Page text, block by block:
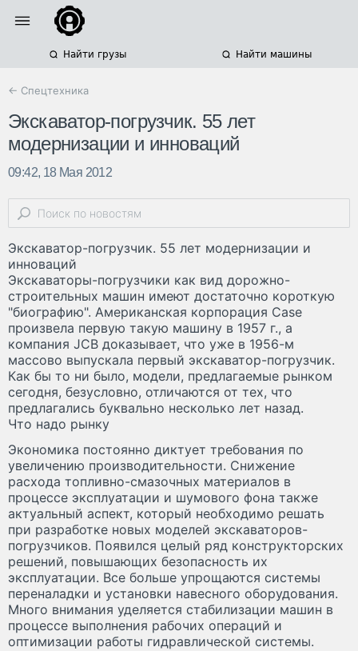
Найти грузы Найти машины
← Спецтехника
Экскаватор-погрузчик. 55 лет
модернизации и инноваций
09:42, 18 Мая 2012
Экскаватор-погрузчик. 55 лет модернизации и
инноваций
Экскаваторы-погрузчики как вид дорожно-
строительных машин имеют достаточно короткую
"биографию". Американская корпорация Case
произвела первую такую машину в 1957 г., а
компания JCB доказывает, что уже в 1956-м
массово выпускала первый экскаватор-погрузчик.
Как бы то ни было, модели, предлагаемые рынком
сегодня, безусловно, отличаются от тех, что
предлагались буквально несколько лет назад.
Что надо рынку
Экономика постоянно диктует требования по
увеличению производительности. Снижение
расхода топливно-смазочных материалов в
процессе эксплуатации и шумового фона также
актуальный аспект, который необходимо решать
при разработке новых моделей экскаваторов-
погрузчиков. Появился целый ряд конструкторских
решений, повышающих безопасность их
эксплуатации. Все больше упрощаются системы
переналадки и установки навесного оборудования.
Много внимания уделяется стабилизации машин в
процессе выполнения рабочих операций и
оптимизации работы гидравлической системы.